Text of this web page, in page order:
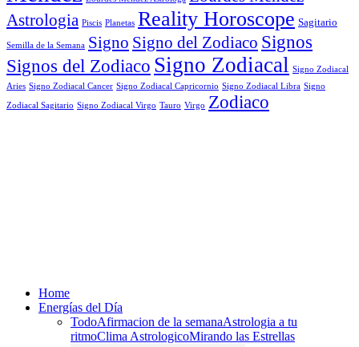
Astrologia Piscis Planetas Reality Horoscope Sagitario
Semilla de la Semana Signo Signo del Zodiaco Signos
Signos del Zodiaco Signo Zodiacal Signo Zodiacal
Aries Signo Zodiacal Cancer Signo Zodiacal Capricornio Signo Zodiacal Libra Signo
Zodiacal Sagitario Signo Zodiacal Virgo Tauro Virgo Zodiaco
Home
Energías del Día
TodoAfirmacion de la semanaAstrologia a tu
ritmoClima AstrologicoMirando las Estrellas